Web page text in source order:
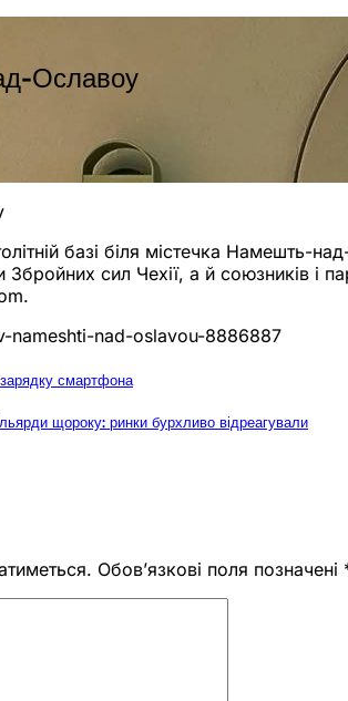
Ославоу
базі біля містечка Намешть-
сил Чехії, а й союзників і
nad-oslavou-8886887
смартфона
щороку: ринки бурхливо відреагували
Обов’язкові поля позначені